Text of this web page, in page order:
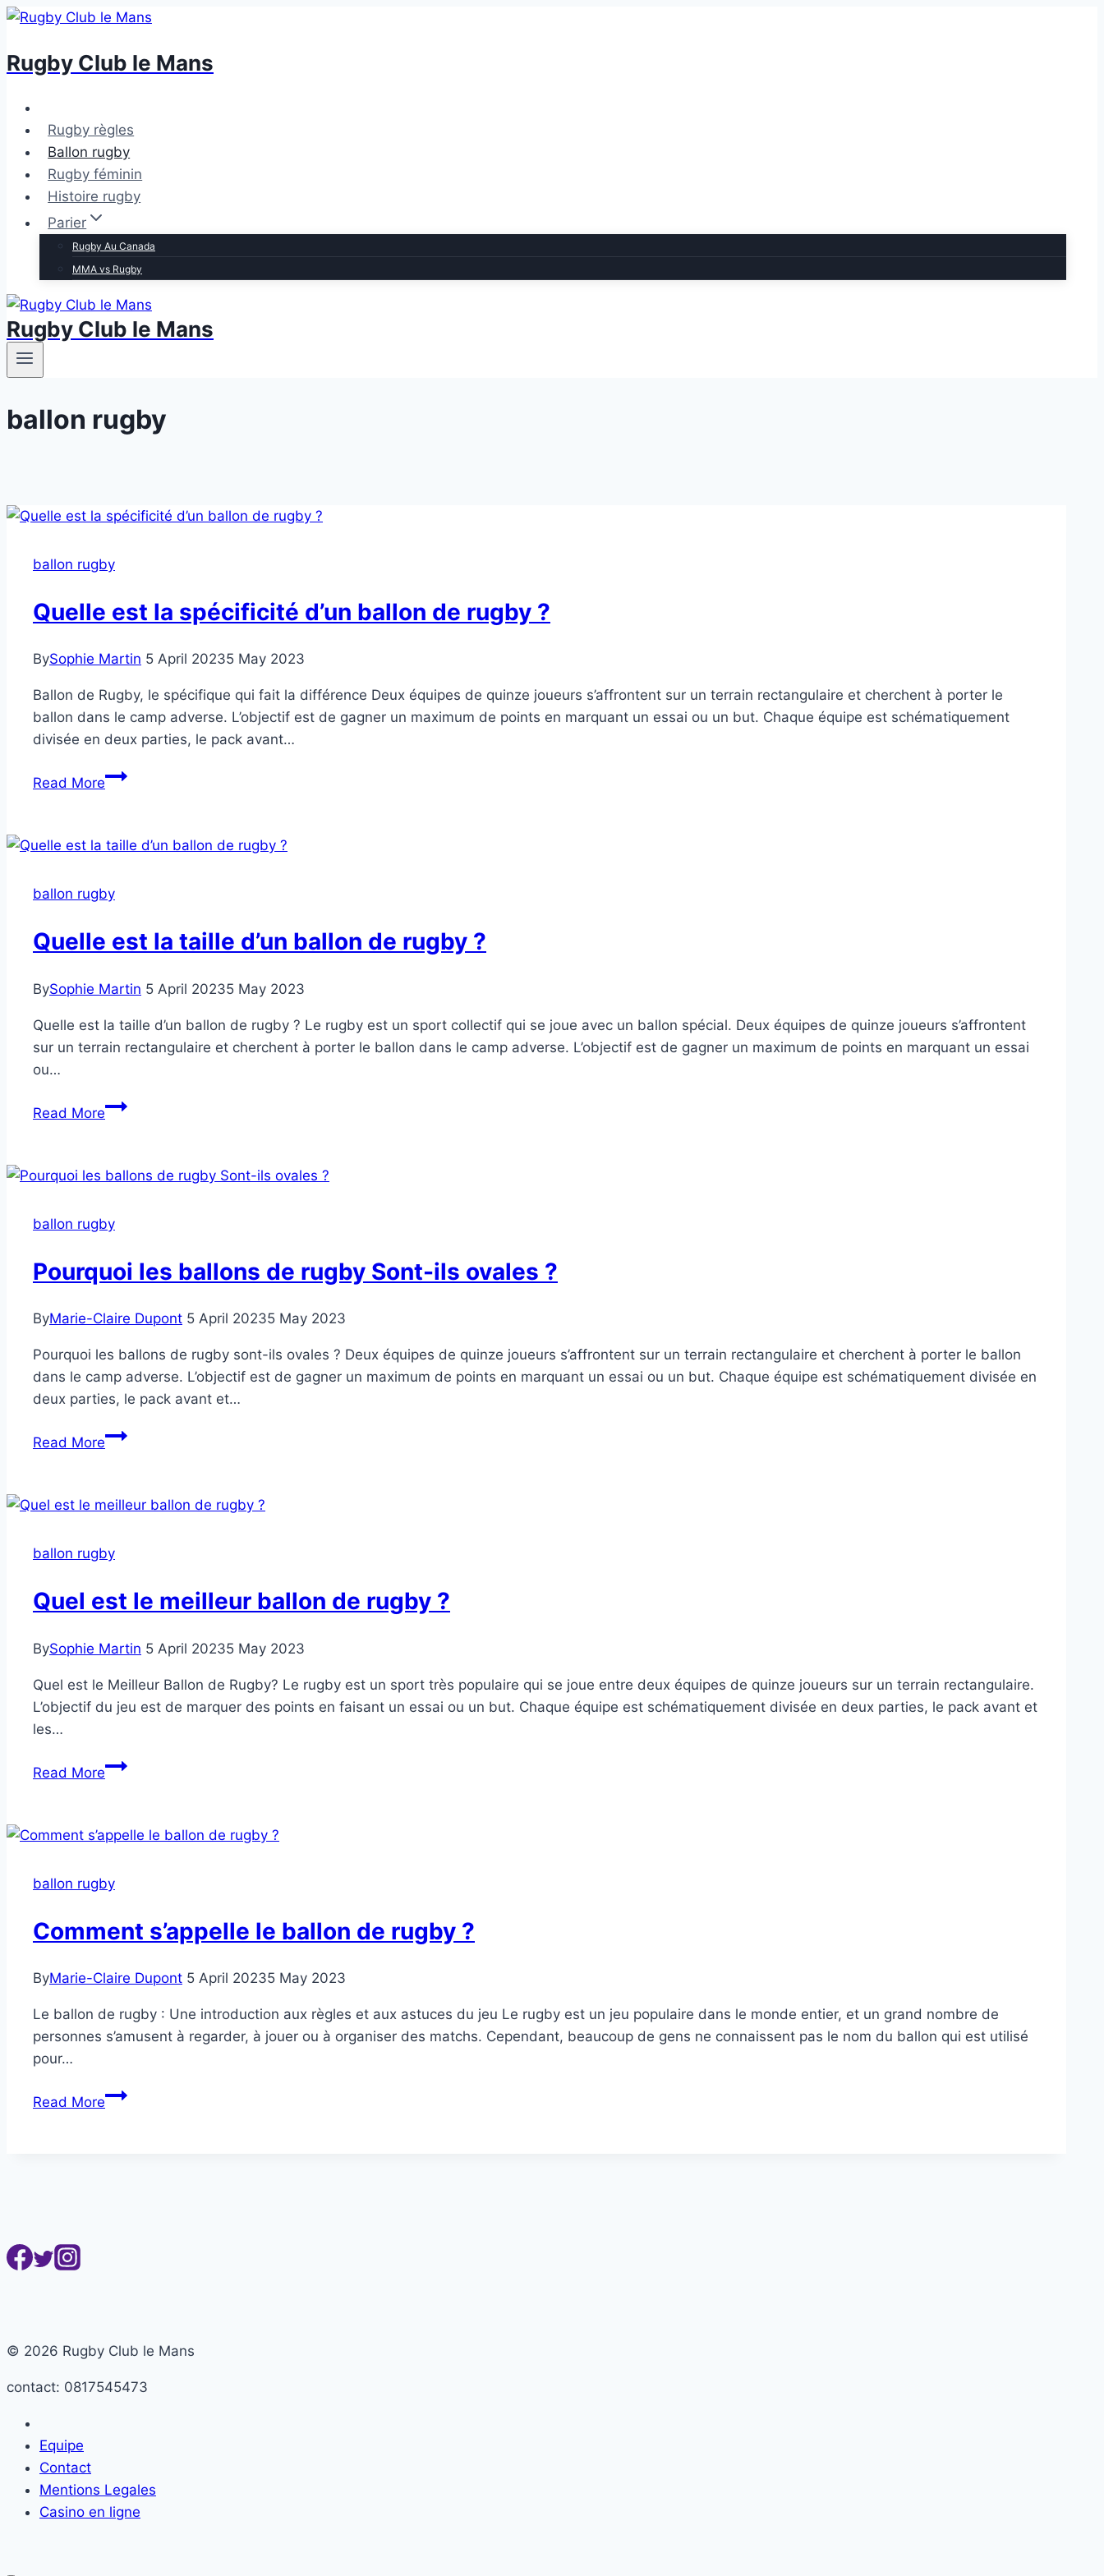
Skip
content
Rugby Club le Mans
Rugby règles
Ballon rugby
Rugby féminin
Histoire rugby
Parier
Rugby Au Canada
MMA vs Rugby
Rugby Club le Mans
ballon rugby
ballon rugby
Quelle est la spécificité d’un ballon de rugby ?
BySophie Martin 5 April 20235 May 2023
Ballon de Rugby, le spécifique qui fait la différence Deux équipes de quinze joueurs s’affrontent sur un terrain rectangulaire et cherchent à porter le
ballon dans le camp adverse. L’objectif est de gagner un maximum de points en marquant un essai ou un but. Chaque équipe est schématiquement
divisée en deux parties, le pack avant…
Read MoreQuelle
spécificité
rugby
?
ballon rugby
Quelle est la taille d’un ballon de rugby ?
BySophie Martin 5 April 20235 May 2023
Quelle est la taille d’un ballon de rugby ? Le rugby est un sport collectif qui se joue avec un ballon spécial. Deux équipes de quinze joueurs s’affrontent
sur un terrain rectangulaire et cherchent à porter le ballon dans le camp adverse. L’objectif est de gagner un maximum de points en marquant un essai
ou…
Read MoreQuelle
taille
de
rugby
?
ballon rugby
Pourquoi les ballons de rugby Sont-ils ovales ?
ByMarie-Claire Dupont 5 April 20235 May 2023
Pourquoi les ballons de rugby sont-ils ovales ? Deux équipes de quinze joueurs s’affrontent sur un terrain rectangulaire et cherchent à porter le ballon
dans le camp adverse. L’objectif est de gagner un maximum de points en marquant un essai ou un but. Chaque équipe est schématiquement divisée en
deux parties, le pack avant et…
Read MorePourquoi
de
ovales
?
ballon rugby
Quel est le meilleur ballon de rugby ?
BySophie Martin 5 April 20235 May 2023
Quel est le Meilleur Ballon de Rugby? Le rugby est un sport très populaire qui se joue entre deux équipes de quinze joueurs sur un terrain rectangulaire.
L’objectif du jeu est de marquer des points en faisant un essai ou un but. Chaque équipe est schématiquement divisée en deux parties, le pack avant et
les…
Read MoreQuel
meilleur
rugby
ballon rugby
Comment s’appelle le ballon de rugby ?
ByMarie-Claire Dupont 5 April 20235 May 2023
Le ballon de rugby : Une introduction aux règles et aux astuces du jeu Le rugby est un jeu populaire dans le monde entier, et un grand nombre de
personnes s’amusent à regarder, à jouer ou à organiser des matchs. Cependant, beaucoup de gens ne connaissent pas le nom du ballon qui est utilisé
pour…
Read MoreComment
© 2026 Rugby Club le Mans
contact: 0817545473
Equipe
Contact
Mentions Legales
Casino en ligne